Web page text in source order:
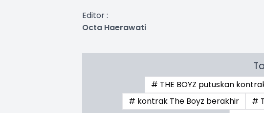
Editor :
Octa Haerawati
# THE BOYZ putuskan
# kontrak The Boyz berakhir
#